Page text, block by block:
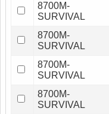
8700M-
SURVIVAL
8700M-
SURVIVAL
8700M-
SURVIVAL
8700M-
SURVIVAL